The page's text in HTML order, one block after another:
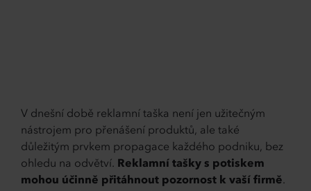
V dnešní době reklamní taška není jen užitečným
nástrojem pro přenášení produktů, ale také
důležitým prvkem propagace každého podniku, bez
ohledu na odvětví. Reklamní tašky s potiskem
mohou účinně přitáhnout pozornost k vaší firmě.